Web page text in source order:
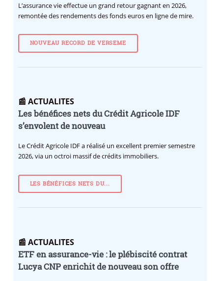
L’assurance vie effectue un grand retour gagnant en 2026,
remontée des rendements des fonds euros en ligne de mire.
NOUVEAU RECORD DE VERSEME
📰 ACTUALITES
Les bénéfices nets du Crédit Agricole IDF
s’envolent de nouveau
Le Crédit Agricole IDF a réalisé un excellent premier semestre
2026, via un octroi massif de crédits immobiliers.
LES BÉNÉFICES NETS DU...
📰 ACTUALITES
ETF en assurance-vie : le plébiscité contrat
Lucya CNP enrichit de nouveau son offre